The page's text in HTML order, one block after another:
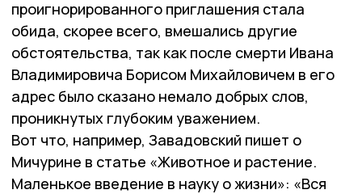
проигнорированного приглашения стала
обида, скорее всего, вмешались другие
обстоятельства, так как после смерти Ивана
Владимировича Борисом Михайловичем в его
адрес было сказано немало добрых слов,
проникнутых глубоким уважением.
Вот что, например, Завадовский пишет о
Мичурине в статье «Животное и растение.
Маленькое введение в науку о жизни»: «Вся